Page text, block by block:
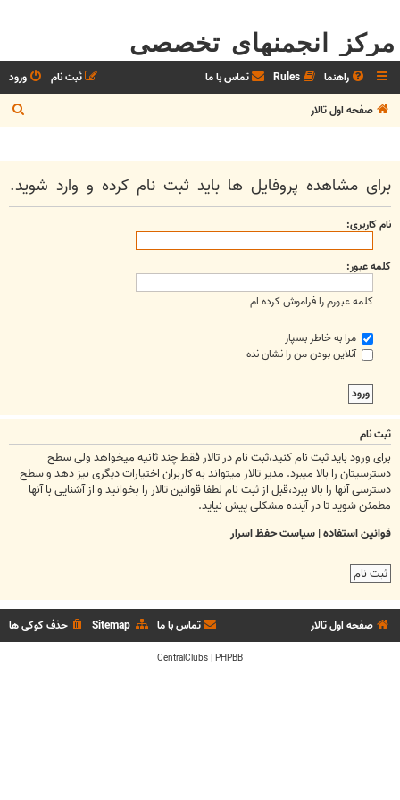
مرکز انجمنهای تخصصی
راهنما Rules تماس با ما ورود
ثبت نام
صفحه اول تالار
س
و
برای مشاهده پروفایل ها باید ثبت نام کرده و وارد شوید.
نام کاربری:
کلمه عبور:
کلمه عبورم را فراموش کرده ام
مرا به خاطر بسپار
آنلاین بودن من را نشان نده
ثبت نام
برای ورود باید ثبت نام کنید،ثبت نام در تالار فقط چند ثانیه میخواهد ولی سطح
دسترسیتان را بالا میبرد. مدیر تالار میتواند به کاربران اختیارات دیگری نیز دهد و سطح
دسترسی آنها را بالا ببرد،قبل از ثبت نام لطفا قوانین تالار را بخوانید و از آشنایی با آنها
مطمئن شوید تا در آینده مشکلی پیش نیاید.
قوانین استفاده|سیاست حفظ اسرار
ثبت نام
صفحه اول تالار حذف کوکی ها Sitemap تماس با ما
PHPBB
|
CentralClubs